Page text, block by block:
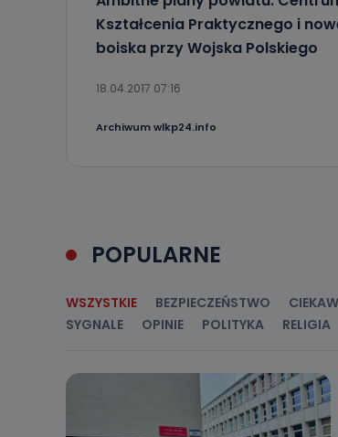
Kształcenia Praktycznego i
boiska przy Wojska Polskiego
18.04.2017 07:16
Archiwum wlkp24.info
POPULARNE
WSZYSTKIE BEZPIECZEŃSTWO
SYGNALE
OPINIE POLITYKA RELIGIA